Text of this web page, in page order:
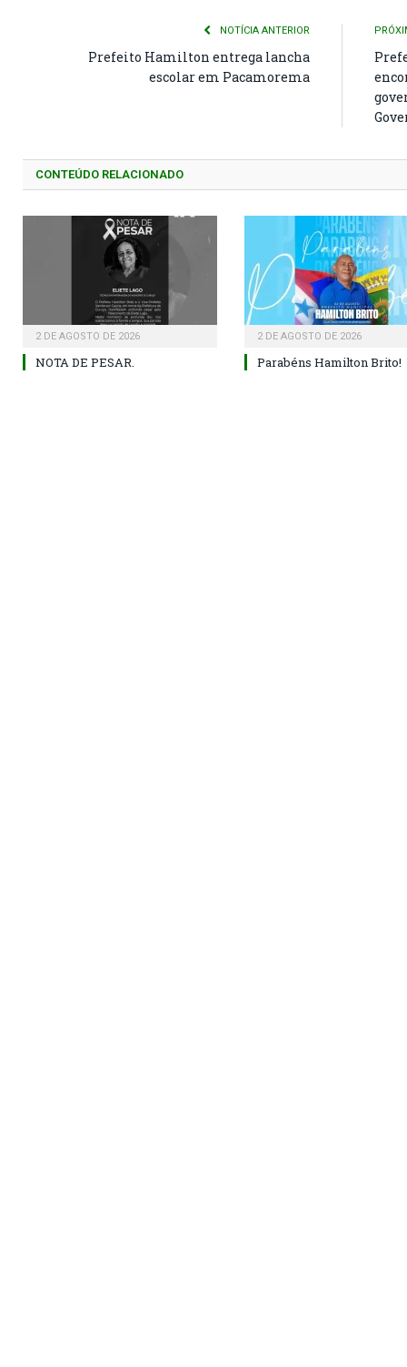
NOTÍCIA ANTERIOR
Prefeito Hamilton entrega lancha
escolar em Pacamorema
CONTEÚDO RELACIONADO
2 DE AGOSTO DE 2026
NOTA DE PESAR.
2 DE AGOSTO DE 2026
Parabéns Hamilton Brito!